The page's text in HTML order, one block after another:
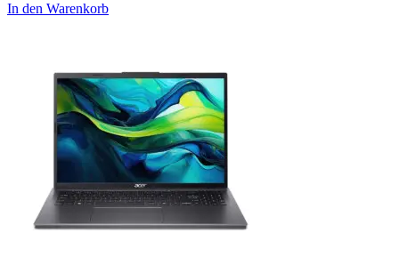
In den Warenkorb